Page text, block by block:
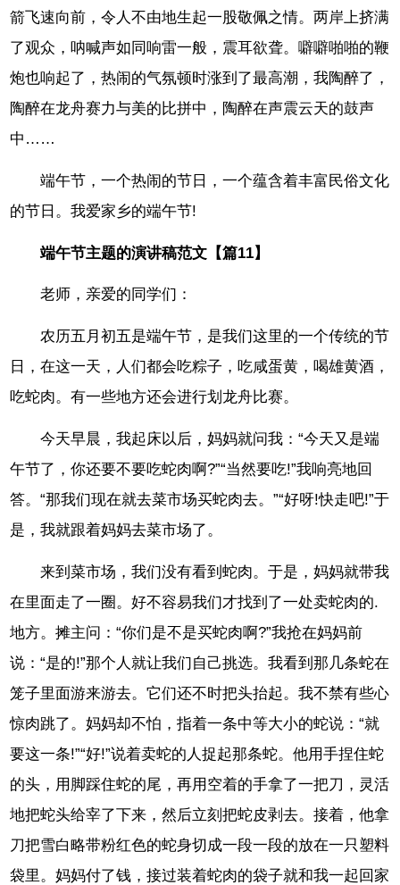
箭飞速向前，令人不由地生起一股敬佩之情。两岸上挤满
了观众，呐喊声如同响雷一般，震耳欲聋。噼噼啪啪的鞭
炮也响起了，热闹的气氛顿时涨到了最高潮，我陶醉了，
陶醉在龙舟赛力与美的比拼中，陶醉在声震云天的鼓声
中……
端午节，一个热闹的节日，一个蕴含着丰富民俗文化
的节日。我爱家乡的端午节!
端午节主题的演讲稿范文【篇11】
老师，亲爱的同学们：
农历五月初五是端午节，是我们这里的一个传统的节
日，在这一天，人们都会吃粽子，吃咸蛋黄，喝雄黄酒，
吃蛇肉。有一些地方还会进行划龙舟比赛。
今天早晨，我起床以后，妈妈就问我：“今天又是端
午节了，你还要不要吃蛇肉啊?”“当然要吃!”我响亮地回
答。“那我们现在就去菜市场买蛇肉去。”“好呀!快走吧!”于
是，我就跟着妈妈去菜市场了。
来到菜市场，我们没有看到蛇肉。于是，妈妈就带我
在里面走了一圈。好不容易我们才找到了一处卖蛇肉的.
地方。摊主问：“你们是不是买蛇肉啊?”我抢在妈妈前
说：“是的!”那个人就让我们自己挑选。我看到那几条蛇在
笼子里面游来游去。它们还不时把头抬起。我不禁有些心
惊肉跳了。妈妈却不怕，指着一条中等大小的蛇说：“就
要这一条!”“好!”说着卖蛇的人捉起那条蛇。他用手捏住蛇
的头，用脚踩住蛇的尾，再用空着的手拿了一把刀，灵活
地把蛇头给宰了下来，然后立刻把蛇皮剥去。接着，他拿
刀把雪白略带粉红色的蛇身切成一段一段的放在一只塑料
袋里。妈妈付了钱，接过装着蛇肉的袋子就和我一起回家